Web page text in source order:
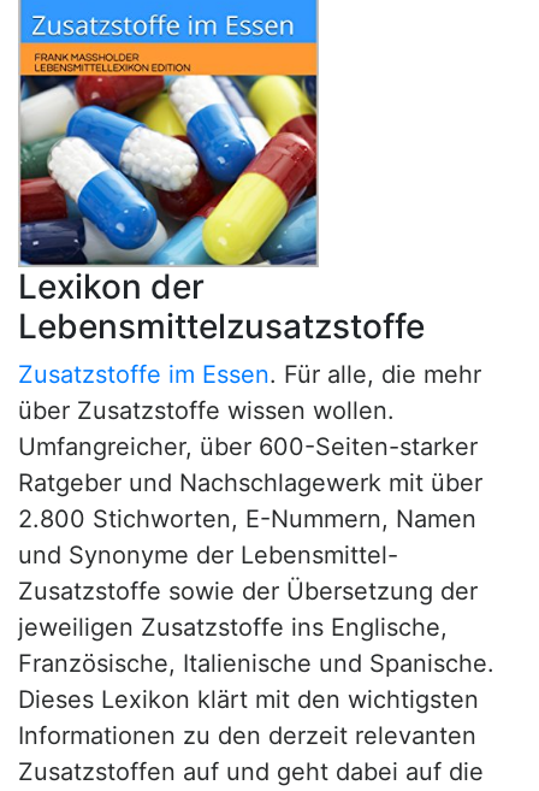
Lexikon der
Lebensmittelzusatzstoffe
Zusatzstoffe im Essen. Für alle, die mehr
über Zusatzstoffe wissen wollen.
Umfangreicher, über 600-Seiten-starker
Ratgeber und Nachschlagewerk mit über
2.800 Stichworten, E-Nummern, Namen
und Synonyme der Lebensmittel-
Zusatzstoffe sowie der Übersetzung der
jeweiligen Zusatzstoffe ins Englische,
Französische, Italienische und Spanische.
Dieses Lexikon klärt mit den wichtigsten
Informationen zu den derzeit relevanten
Zusatzstoffen auf und geht dabei auf die